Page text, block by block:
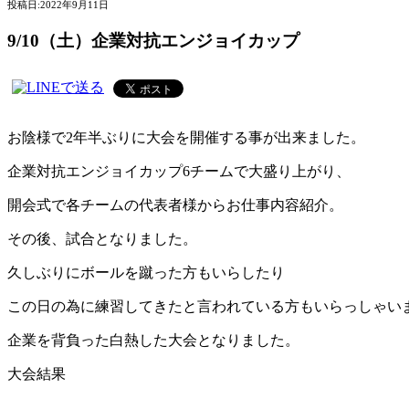
投稿日:2022年9月11日
9/10（土）企業対抗エンジョイカップ
お陰様で2年半ぶりに大会を開催する事が出来ました。
企業対抗エンジョイカップ6チームで大盛り上がり、
開会式で各チームの代表者様からお仕事内容紹介。
その後、試合となりました。
久しぶりにボールを蹴った方もいらしたり
この日の為に練習してきたと言われている方もいらっしゃい
企業を背負った白熱した大会となりました。
大会結果